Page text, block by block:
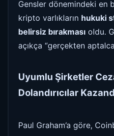
Gensler dönemindeki en
kripto varlıkların hukuki
belirsiz bırakması oldu.
açıkça “gerçekten
Uyumlu Şirketler
Dolandırıcılar
Paul Graham’a göre,